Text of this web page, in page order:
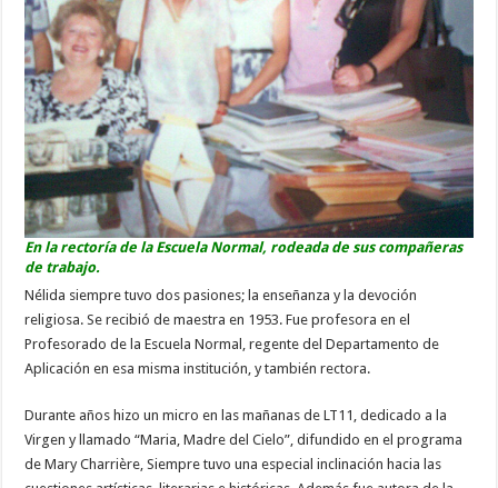
En la rectoría de la Escuela Normal, rodeada de sus compañeras
de trabajo.
Nélida siempre tuvo dos pasiones; la enseñanza y la devoción
religiosa. Se recibió de maestra en 1953. Fue profesora en el
Profesorado de la Escuela Normal, regente del Departamento de
Aplicación en esa misma institución, y también rectora.
Durante años hizo un micro en las mañanas de LT11, dedicado a la
Virgen y llamado “Maria, Madre del Cielo”, difundido en el programa
de Mary Charrière, Siempre tuvo una especial inclinación hacia las